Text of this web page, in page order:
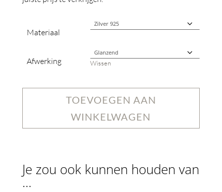
Materiaal
Afwerking Wissen
TOEVOEGEN AAN
WINKELWAGEN
Je zou ook kunnen houden van
…